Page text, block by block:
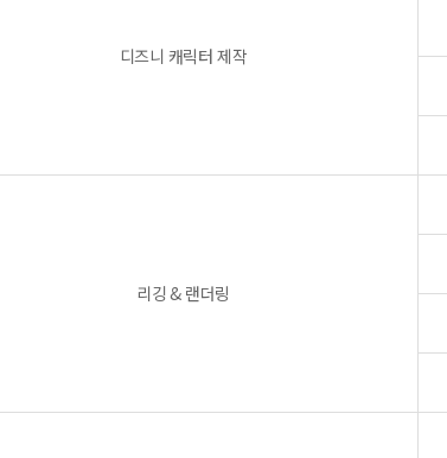
디즈니 캐릭터 제작
리깅 & 랜더링